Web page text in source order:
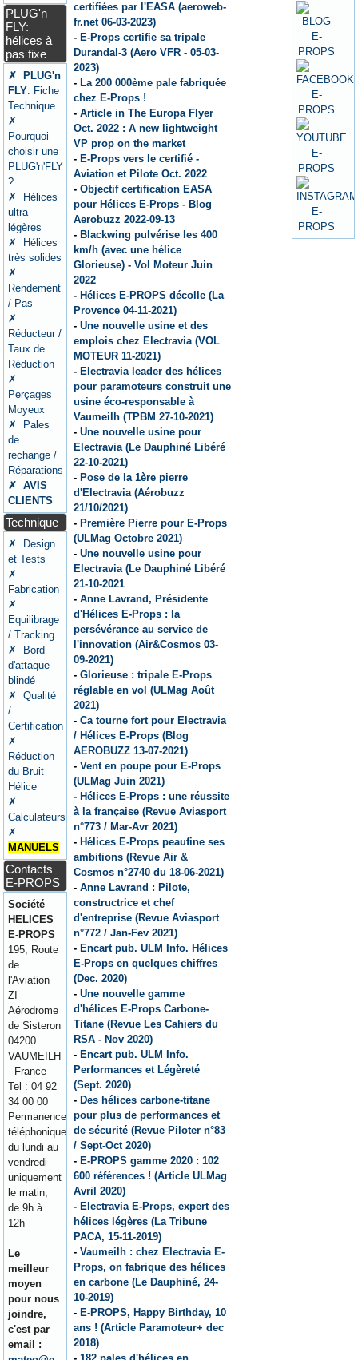
PLUG'n
FLY:
hélices à
pas fixe
✗ PLUG'n
FLY: Fiche
Technique
✗
Pourquoi
choisir une
PLUG'n'FLY
?
✗ Hélices
ultra-
légères
✗ Hélices
très solides
✗
Rendement
/ Pas
✗
Réducteur /
Taux de
Réduction
✗
Perçages
Moyeux
✗ Pales
de
rechange /
Réparations
✗ AVIS
CLIENTS
Technique
✗ Design
et Tests
✗
Fabrication
✗
Equilibrage
/ Tracking
✗ Bord
d'attaque
blindé
✗ Qualité
/
Certification
✗
Réduction
du Bruit
Hélice
✗
Calculateurs
✗
MANUELS
Contacts
E-PROPS
Société
HELICES
E-PROPS
195, Route
de
l'Aviation
ZI
Aérodrome
de Sisteron
04200
VAUMEILH
- France
Tel : 04 92
34 00 00
Permanence
téléphonique
du lundi au
vendredi
uniquement
le matin,
de 9h à
12h
Le
meilleur
moyen
pour nous
joindre,
c'est par
email :
certifiées par l'EASA (aeroweb-
fr.net 06-03-2023)
- E-Props certifie sa tripale
Durandal-3 (Aero VFR - 05-03-
2023)
- La 200 000ème pale fabriquée
chez E-Props !
-Article in The Europa Flyer
Oct. 2022 : A new lightweight
VP prop on the market
- E-Props vers le certifié -
Aviation et Pilote Oct. 2022
-Objectif certification EASA
pour Hélices E-Props - Blog
Aerobuzz 2022-09-13
- Blackwing pulvérise les 400
km/h (avec une hélice
Glorieuse) - Vol Moteur Juin
2022
- Hélices E-PROPS décolle (La
Provence 04-11-2021)
-Une nouvelle usine et des
emplois chez Electravia (VOL
MOTEUR 11-2021)
- Electravia leader des hélices
pour paramoteurs construit une
usine éco-responsable à
Vaumeilh (TPBM 27-10-2021)
-Une nouvelle usine pour
Electravia (Le Dauphiné Libéré
22-10-2021)
- Pose de la 1ère pierre
d'Electravia (Aérobuzz
21/10/2021)
- Première Pierre pour E-Props
(ULMag Octobre 2021)
-Une nouvelle usine pour
Electravia (Le Dauphiné Libéré
21-10-2021
-Anne Lavrand, Présidente
d'Hélices E-Props : la
persévérance au service de
l'innovation (Air&Cosmos 03-
09-2021)
-Glorieuse : tripale E-Props
réglable en vol (ULMag Août
2021)
-Ca tourne fort pour Electravia
/ Hélices E-Props (Blog
AEROBUZZ 13-07-2021)
-Vent en poupe pour E-Props
(ULMag Juin 2021)
- Hélices E-Props : une réussite
à la française (Revue Aviasport
n°773 / Mar-Avr 2021)
- Hélices E-Props peaufine ses
ambitions (Revue Air &
Cosmos n°2740 du 18-06-2021)
-Anne Lavrand : Pilote,
constructrice et chef
d'entreprise (Revue Aviasport
n°772 / Jan-Fev 2021)
- Encart pub. ULM Info. Hélices
E-Props en quelques chiffres
(Dec. 2020)
-Une nouvelle gamme
d'hélices E-Props Carbone-
Titane (Revue Les Cahiers du
RSA - Nov 2020)
- Encart pub. ULM Info.
Performances et Légèreté
(Sept. 2020)
- Des hélices carbone-titane
pour plus de performances et
de sécurité (Revue Piloter n°83
/ Sept-Oct 2020)
- E-PROPS gamme 2020 : 102
600 références ! (Article ULMag
Avril 2020)
- Electravia E-Props, expert des
hélices légères (La Tribune
PACA, 15-11-2019)
-Vaumeilh : chez Electravia E-
Props, on fabrique des hélices
en carbone (Le Dauphiné, 24-
10-2019)
- E-PROPS, Happy Birthday, 10
ans ! (Article Paramoteur+ dec
2018)